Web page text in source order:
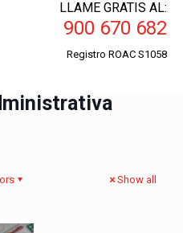
LLAME GRATIS AL:
900 670 682
Registro ROAC S1058
Show all